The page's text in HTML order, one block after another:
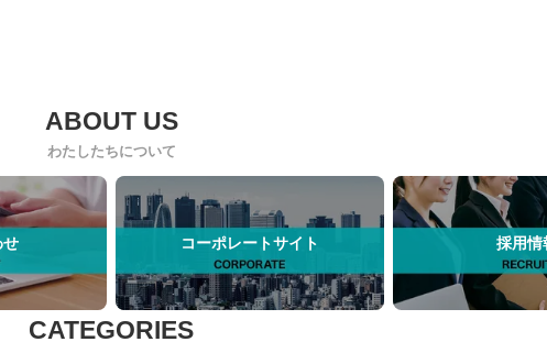
わたしたちについて
せ コーポレートサイト 採用情